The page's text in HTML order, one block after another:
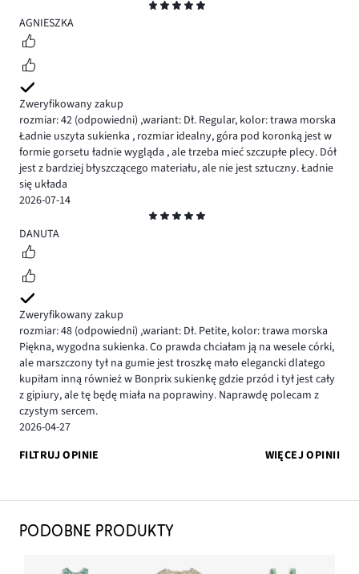
5
AGNIESZKA
Zweryfikowany zakup
rozmiar: 42 (odpowiedni) ,wariant: Dł. Regular, kolor: trawa morska
Ładnie uszyta sukienka , rozmiar idealny, góra pod koronką jest w
formie gorsetu ładnie wygląda , ale trzeba mieć szczupłe plecy. Dół
jest z bardziej błyszczącego materiału, ale nie jest sztuczny. Ładnie
się układa
2026-07-14
5
DANUTA
Zweryfikowany zakup
rozmiar: 48 (odpowiedni) ,wariant: Dł. Petite, kolor: trawa morska
Piękna, wygodna sukienka. Co prawda chciałam ją na wesele córki,
ale marszczony tył na gumie jest troszkę mało elegancki dlatego
kupiłam inną również w Bonprix sukienkę gdzie przód i tył jest cały
z gipiury, ale tę będę miała na poprawiny. Naprawdę polecam z
czystym sercem.
2026-04-27
FILTRUJ OPINIE
WIĘCEJ OPINII
PODOBNE PRODUKTY